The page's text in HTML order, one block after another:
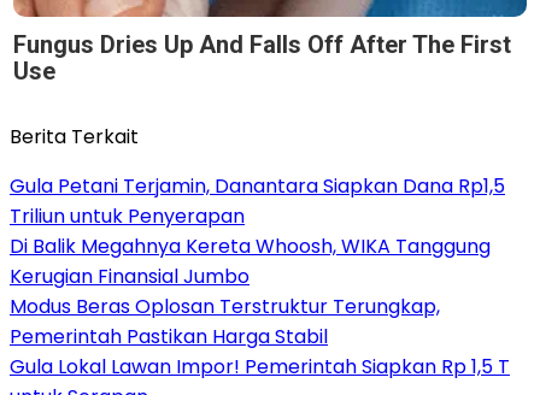
Fungus Dries Up And Falls Off After The First
Use
Berita Terkait
Gula Petani Terjamin, Danantara Siapkan Dana Rp1,5
Triliun untuk Penyerapan
Di Balik Megahnya Kereta Whoosh, WIKA Tanggung
Kerugian Finansial Jumbo
Modus Beras Oplosan Terstruktur Terungkap,
Pemerintah Pastikan Harga Stabil
Gula Lokal Lawan Impor! Pemerintah Siapkan Rp 1,5 T